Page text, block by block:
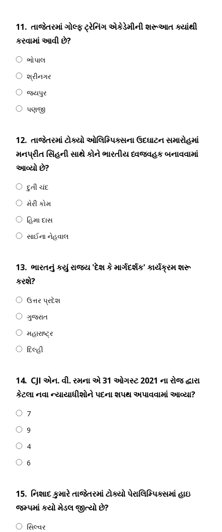
11. તાજેતરમાં ગોલ્ફ ટ્રેનિંગ એકેડેમીની શરૂઆત ક્યાંથી
કરવામાં આવી છે?
ભોપાલ
શ્રીનગર
જયપુર
પણજી
12. તાજેતરમાં ટોક્યો ઓલિમ્પિક્સના ઉદઘાટન સમારોહમાં
મનપ્રીત સિંહની સાથે કોને ભારતીય ધ્વજવહક બનાવવામાં
આવ્યો છે?
દુતી ચંદ
મેરી કોમ
હિમા દાસ
સાઈના નેહવાલ
13. ભારતનું કયું રાજ્ય 'દેશ કે માર્ગદર્શક' કાર્યક્રમ શરૂ
કરશે?
ઉત્તર પ્રદેશ
ગુજરાત
મહારાષ્ટ્ર
દિલ્હી
14. CJI એન. વી. રમના એ 31 ઓગસ્ટ 2021 ના ​​રોજ દ્વારા
કેટલા નવા ન્યાયાધીશોને પદના શપથ અપાવવામાં આવ્યા?
7
9
4
6
15. નિશાદ કુમારે તાજેતરમાં ટોક્યો પેરાલિમ્પિક્સમાં હાઇ
જમ્પમાં કયો મેડલ જીત્યો છે?
સિલ્વર